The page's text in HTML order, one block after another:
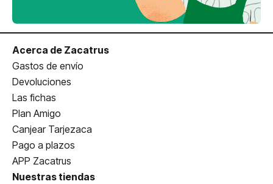
Acerca de Zacatrus
Gastos de envío
Devoluciones
Las fichas
Plan Amigo
Canjear Tarjezaca
Pago a plazos
APP Zacatrus
Nuestras tiendas